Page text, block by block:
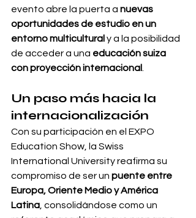
evento abre la puerta a nuevas
oportunidades de estudio en un
entorno multicultural y a la posibilidad
de acceder a una educación suiza
con proyección internacional
Un paso más hacia la
internacionalización
Con su participación en el EXPO
Education Show, la Swiss
International University reafirma su
compromiso de ser un puente entre
Europa, Oriente Medio y América
Latina , consolidándose como un